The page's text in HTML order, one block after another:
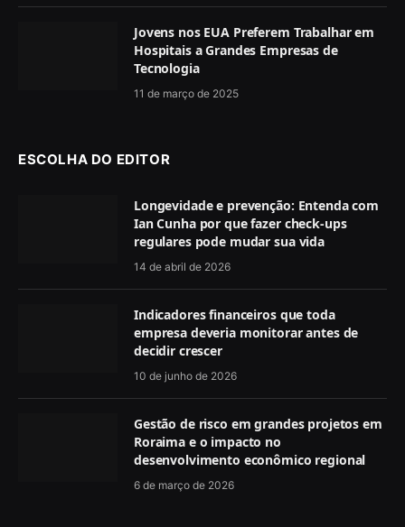
Jovens nos EUA Preferem Trabalhar em
Hospitais a Grandes Empresas de
Tecnologia
11 de março de 2025
ESCOLHA DO EDITOR
Longevidade e prevenção: Entenda com
Ian Cunha por que fazer check-ups
regulares pode mudar sua vida
14 de abril de 2026
Indicadores financeiros que toda
empresa deveria monitorar antes de
decidir crescer
10 de junho de 2026
Gestão de risco em grandes projetos em
Roraima e o impacto no
desenvolvimento econômico regional
6 de março de 2026